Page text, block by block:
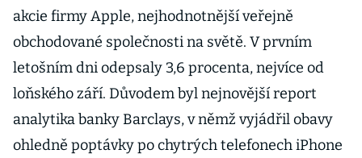
akcie firmy Apple, nejhodnotnější veřejně
obchodované společnosti na světě. V prvním
letošním dni odepsaly 3,6 procenta, nejvíce od
loňského září. Důvodem byl nejnovější report
analytika banky Barclays, v němž vyjádřil obavy
ohledně poptávky po chytrých telefonech iPhone